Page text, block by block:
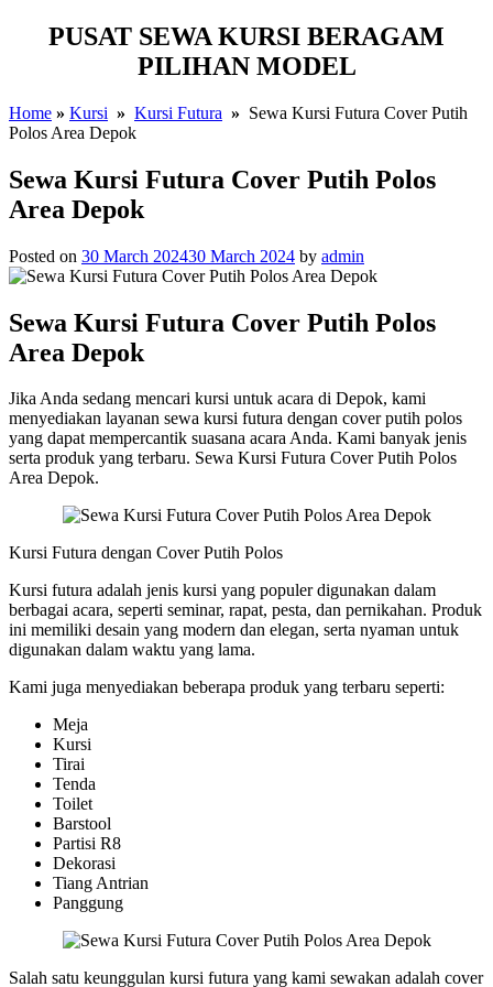
PUSAT SEWA KURSI BERAGAM
PILIHAN MODEL
Home » Kursi » Kursi Futura » Sewa Kursi Futura Cover Putih
Polos Area Depok
Sewa Kursi Futura Cover Putih Polos
Area Depok
Posted on 30 March 202430 March 2024 by admin
Sewa Kursi Futura Cover Putih Polos
Area Depok
Jika Anda sedang mencari kursi untuk acara di Depok, kami
menyediakan layanan sewa kursi futura dengan cover putih polos
yang dapat mempercantik suasana acara Anda. Kami banyak jenis
serta produk yang terbaru. Sewa Kursi Futura Cover Putih Polos
Area Depok.
Kursi Futura dengan Cover Putih Polos
Kursi futura adalah jenis kursi yang populer digunakan dalam
berbagai acara, seperti seminar, rapat, pesta, dan pernikahan. Produk
ini memiliki desain yang modern dan elegan, serta nyaman untuk
digunakan dalam waktu yang lama.
Kami juga menyediakan beberapa produk yang terbaru seperti:
Meja
Kursi
Tirai
Tenda
Toilet
Barstool
Partisi R8
Dekorasi
Tiang Antrian
Panggung
Salah satu keunggulan kursi futura yang kami sewakan adalah cover